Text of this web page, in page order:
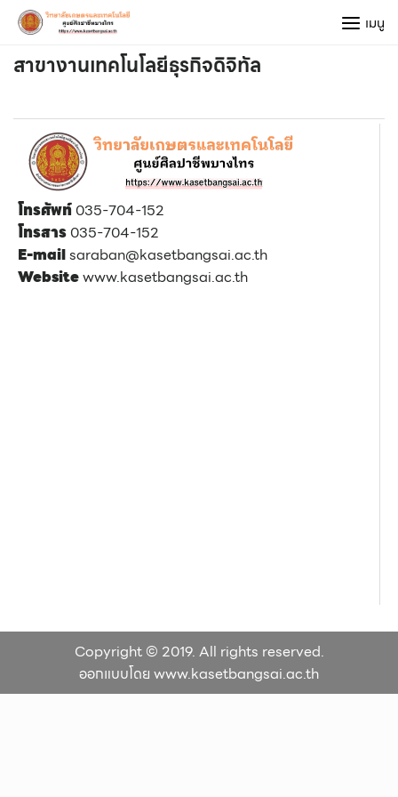
Skip
content
เมนู
สาขางานเทคโนโลยีธุรกิจดิจิทัล
โทรศัพท์ 035-704-152
โทรสาร 035-704-152
E-mailsaraban@kasetbangsai.ac.th
Websitewww.kasetbangsai.ac.th
Copyright © 2019. All rights reserved.
ออกแบบโดย www.kasetbangsai.ac.th